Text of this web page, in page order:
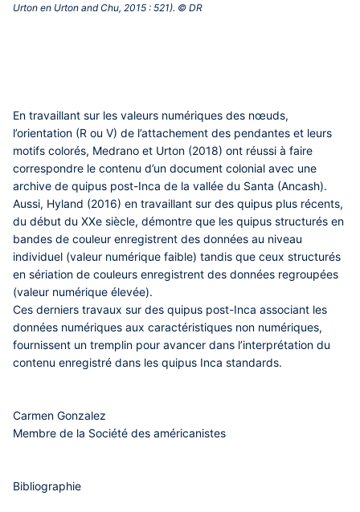
Urton en Urton and Chu, 2015 : 521). © DR‎
En travaillant sur les valeurs numériques des nœuds,
l’orientation (R ou V) de l’attachement des pendantes et leurs
motifs colorés, Medrano et Urton (2018) ont réussi à faire
correspondre le contenu d’un document colonial avec une
archive de quipus post-Inca de la vallée du Santa (Ancash).
Aussi, Hyland (2016) en travaillant sur des quipus plus récents,
du début du XXe siècle, démontre que les quipus structurés en
bandes de couleur enregistrent des données au niveau
individuel (valeur numérique faible) tandis que ceux structurés
en sériation de couleurs enregistrent des données regroupées
(valeur numérique élevée).
Ces derniers travaux sur des quipus post-Inca associant les
données numériques aux caractéristiques non numériques,
fournissent un tremplin pour avancer dans l’interprétation du
contenu enregistré dans les quipus Inca standards.
Carmen Gonzalez
Membre de la Société des américanistes
Bibliographie